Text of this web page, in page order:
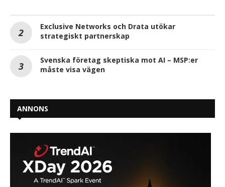
Exclusive Networks och Drata utökar
strategiskt partnerskap
Svenska företag skeptiska mot AI – MSP:er
måste visa vägen
ANNONS